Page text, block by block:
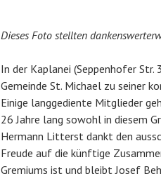
Dieses Foto stellten
In der Kaplanei (Seppenhofer
Gemeinde St. Michael zu seiner
Einige langgediente Mitglieder
26 Jahre lang sowohl in diesem
Hermann Litterst dankt den
Freude auf die künftige
Gremiums ist und bleibt Josef